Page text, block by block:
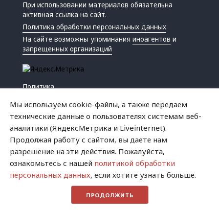
При использовании материалов обязательна
активная ссылка на сайт.
Политика обработки персональных данных
На сайте возможны упоминанияиноагентов и
запрещенных организаций
Политика
Криминал
Успех
Хватит это терпеть
Мы используем cookie-файлы, а также передаем
технические данные о пользователях системам веб-
аналитики (ЯндексМетрика и Liveinternet).
Продолжая работу с сайтом, вы даете нам
разрешение на эти действия. Пожалуйста,
ознакомьтесь с нашей политикой обработки
персональных данных, если хотите узнать больше.
ПРОДОЛЖИТЬ